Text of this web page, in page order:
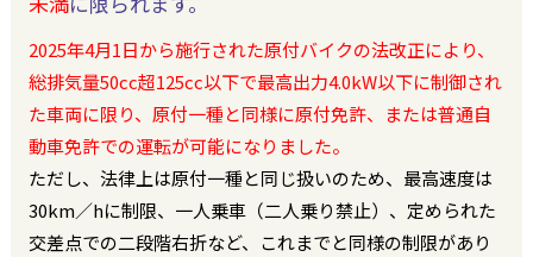
2025年4月1日から施行された原付バイクの法改正により、
総排気量50cc超125cc以下で最高出力4.0kW以下に制御され
た車両に限り、原付一種と同様に原付免許、または普通自
動車免許での運転が可能になりました。
ただし、法律上は原付一種と同じ扱いのため、最高速度は
30km／hに制限、一人乗車（二人乗り禁止）、定められた
交差点での二段階右折など、これまでと同様の制限があり